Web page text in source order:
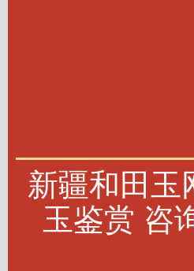
新疆和田玉
玉鉴赏 咨